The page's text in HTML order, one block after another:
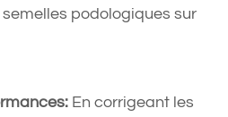
podologiques sur
En corrigeant les